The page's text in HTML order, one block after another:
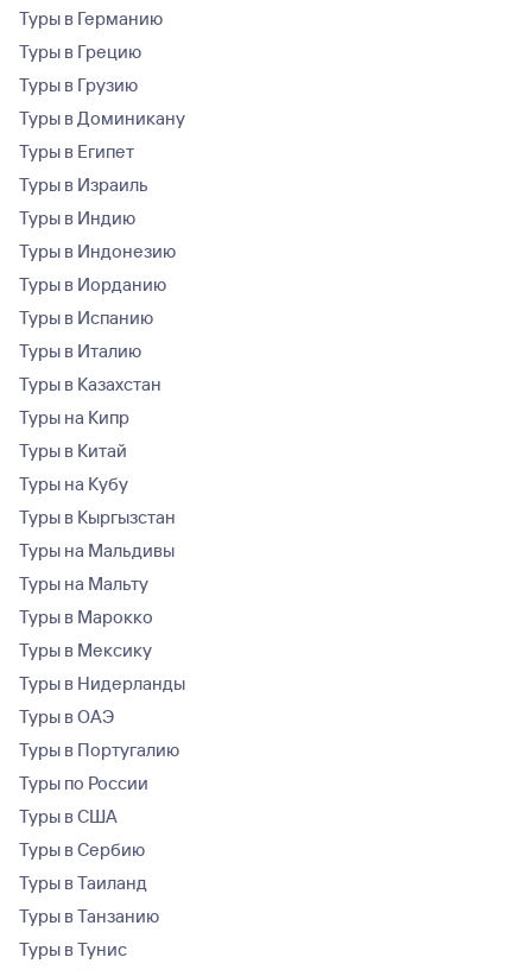
Туры в Германию
Туры в Грецию
Туры в Грузию
Туры в Доминикану
Туры в Египет
Туры в Израиль
Туры в Индию
Туры в Индонезию
Туры в Иорданию
Туры в Испанию
Туры в Италию
Туры в Казахстан
Туры на Кипр
Туры в Китай
Туры на Кубу
Туры в Кыргызстан
Туры на Мальдивы
Туры на Мальту
Туры в Марокко
Туры в Мексику
Туры в Нидерланды
Туры в ОАЭ
Туры в Португалию
Туры по России
Туры в США
Туры в Сербию
Туры в Таиланд
Туры в Танзанию
Туры в Тунис